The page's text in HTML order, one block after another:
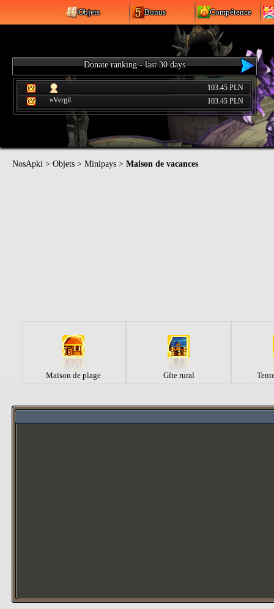
Objets Bonus Compétence
Donate ranking - last 30 days
103.45 PLN
»Vergil
103.45 PLN
NosApki > Objets > Minipays > Maison de vacances
Maison de plage Gîte rural